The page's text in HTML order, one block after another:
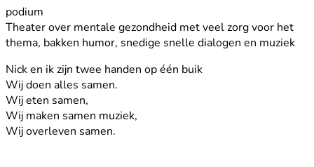
podium
Theater over mentale gezondheid met veel zorg voor het
thema, bakken humor, snedige snelle dialogen en muziek
Nick en ik zijn twee handen op één buik
Wij doen alles samen.
Wij eten samen,
Wij maken samen muziek,
Wij overleven samen.